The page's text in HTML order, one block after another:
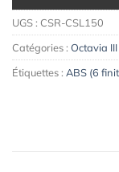
UGS : CSR-CSL150
Catégories : Octavia
Étiquettes : ABS (6